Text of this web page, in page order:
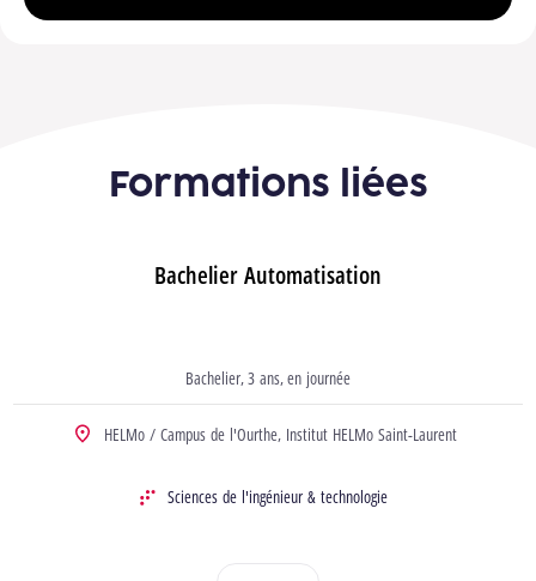
Formations liées
Bachelier Automatisation
Type d’études
Bachelierdurée
3 anshoraire
en journée
Localisation HELMo / Campus de l'Ourthe, Institut HELMo Saint-Laurent
Sciences de l'ingénieur & technologie